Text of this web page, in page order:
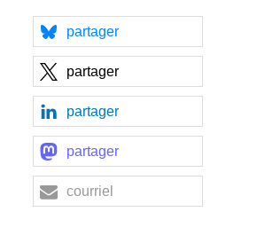
partager
partager
partager
partager
courriel